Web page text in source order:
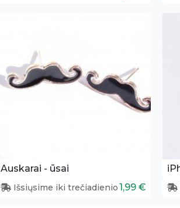
Auskarai - ūsai
Išsiųsime iki trečiadienio1,99 €